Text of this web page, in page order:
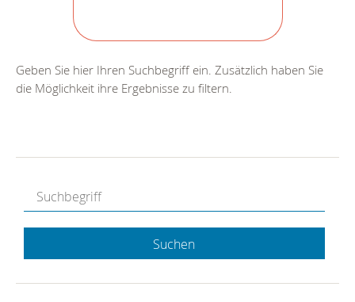
Geben Sie hier Ihren Suchbegriff ein. Zusätzlich haben Sie
die Möglichkeit ihre Ergebnisse zu filtern.
Suchen